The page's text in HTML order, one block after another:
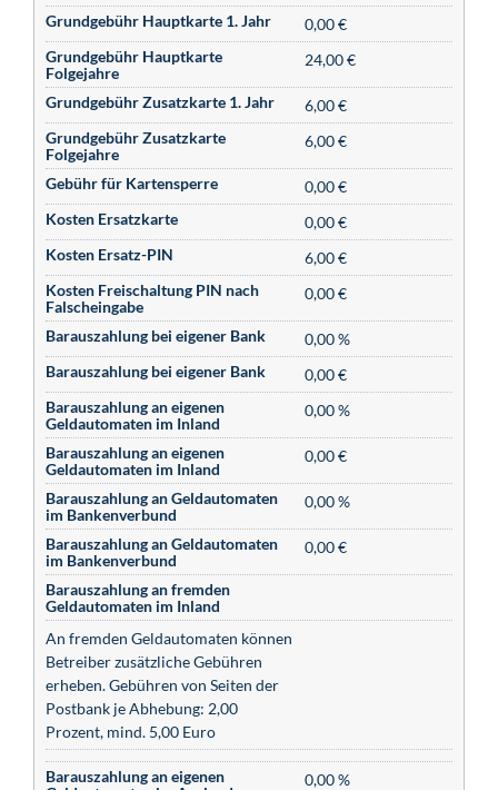
Grundgebühr Hauptkarte 1. Jahr
0,00 €
Grundgebühr Hauptkarte
Folgejahre
24,00 €
Grundgebühr Zusatzkarte 1. Jahr
6,00 €
Grundgebühr Zusatzkarte
Folgejahre
6,00 €
Gebühr für Kartensperre
0,00 €
Kosten Ersatzkarte
0,00 €
Kosten Ersatz-PIN
6,00 €
Kosten Freischaltung PIN nach
Falscheingabe
0,00 €
Barauszahlung bei eigener Bank
0,00 %
Barauszahlung bei eigener Bank
0,00 €
Barauszahlung an eigenen
Geldautomaten im Inland
0,00 %
Barauszahlung an eigenen
Geldautomaten im Inland
0,00 €
Barauszahlung an Geldautomaten
im Bankenverbund
0,00 %
Barauszahlung an Geldautomaten
im Bankenverbund
0,00 €
Barauszahlung an fremden
Geldautomaten im Inland
An fremden Geldautomaten können
Betreiber zusätzliche Gebühren
erheben. Gebühren von Seiten der
Postbank je Abhebung: 2,00
Prozent, mind. 5,00 Euro
Barauszahlung an eigenen
0,00 %